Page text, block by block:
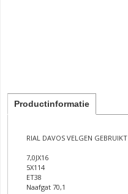
Productinformatie
RIAL DAVOS VELGEN GEBRUIKT
7,0JX16
5X114
ET38
Naafgat 70,1